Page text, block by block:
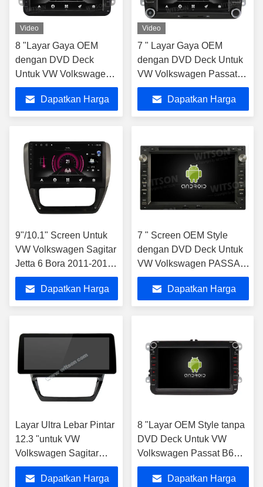
Video
8 "Layar Gaya OEM
dengan DVD Deck
Untuk VW Volkswagen
Passat B6 Passat B7
CaddyDapatkan Harga
Video
7 " Layar Gaya OEM
dengan DVD Deck Untuk
VW Volkswagen Passat
B6 Passat B7 Caddy
Sagitar Golf 5 Golf 6
Tiguan Touran Jetta
Dapatkan Harga
9"/10.1" Screen Untuk
VW Volkswagen Sagitar
Jetta 6 Bora 2011-2018
Mobil Multimedia Stereo
Dapatkan Harga
7 " Screen OEM Style
dengan DVD Deck Untuk
VW Volkswagen PASSAT
B5 Golf 4 Polo Bora Jetta
Dapatkan Harga
Layar Ultra Lebar Pintar
12.3 "untuk VW
Volkswagen Sagitar
Jetta 6 Bora 2011-2018
Stereo Mobil
Dapatkan Harga
8 "Layar OEM Style tanpa
DVD Deck Untuk VW
Volkswagen Passat B6
Passat B7
Dapatkan Harga